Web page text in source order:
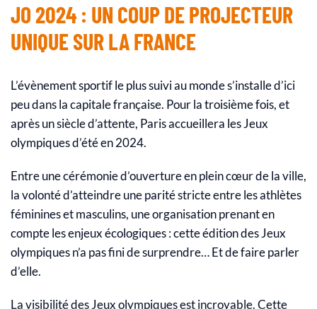
JO 2024 : UN COUP DE PROJECTEUR
UNIQUE SUR LA FRANCE
L’évènement sportif le plus suivi au monde s’installe d’ici
peu dans la capitale française. Pour la troisième fois, et
après un siècle d’attente, Paris accueillera les Jeux
olympiques d’été en 2024.
Entre une cérémonie d’ouverture en plein cœur de la ville,
la volonté d’atteindre une parité stricte entre les athlètes
féminines et masculins, une organisation prenant en
compte les enjeux écologiques : cette édition des Jeux
olympiques n’a pas fini de surprendre… Et de faire parler
d’elle.
La visibilité des Jeux olympiques est incroyable. Cette